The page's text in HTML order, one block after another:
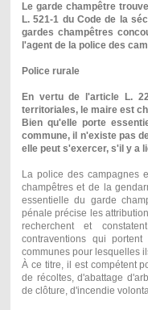
Le garde champêtre
L. 521-1 du Code de la
gardes champêtres
l'agent de la police des
Police rurale
En vertu de l'article L.
territoriales, le maire est
Bien qu'elle porte
commune, il n'existe pas
elle peut s'exercer, s'il y a
La police des campagnes
champêtres et de la
essentielle du garde
pénale précise les
recherchent et
contraventions qui
communes pour lesquelles
À ce titre, il est compétent
de récoltes, d'abattage
de clôture, d'incendie